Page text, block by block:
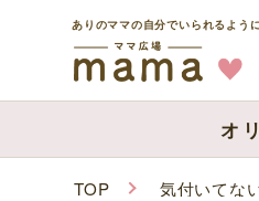
ありのママの自分でいられるよう
オ
TOP 気付いてな